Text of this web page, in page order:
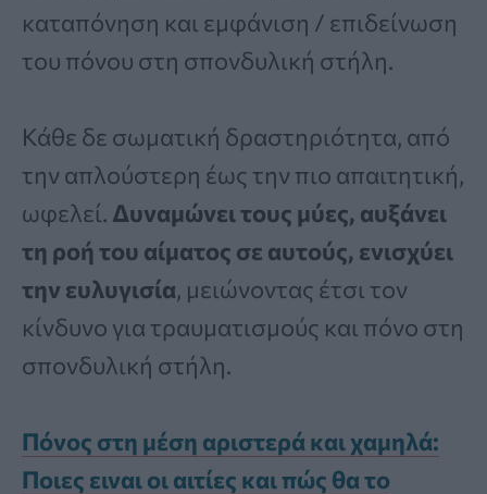
καταπόνηση και εμφάνιση / επιδείνωση
του πόνου στη σπονδυλική στήλη.
Κάθε δε σωματική δραστηριότητα, από
την απλούστερη έως την πιο απαιτητική,
ωφελεί. Δυναμώνει τους μύες, αυξάνει
τη ροή του αίματος σε αυτούς, ενισχύει
την ευλυγισία, μειώνοντας έτσι τον
κίνδυνο για τραυματισμούς και πόνο στη
σπονδυλική στήλη.
Πόνος στη μέση αριστερά και χαμηλά:
Ποιες ειναι οι αιτίες και πώς θα το